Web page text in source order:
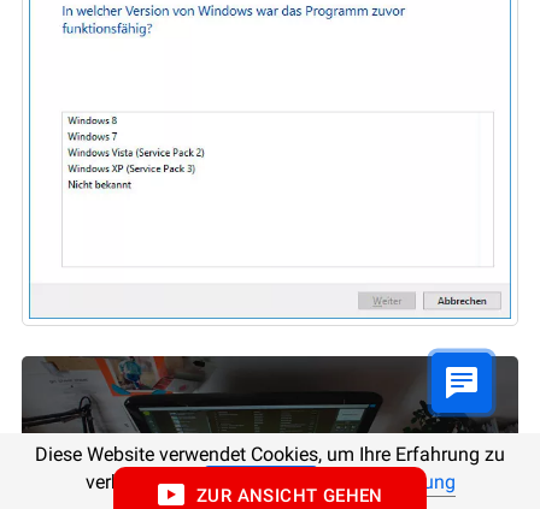
ZUR ANSICHT GEHEN
Diese Website verwendet Cookies, um Ihre Erfahrung zu
verbessern.
Beschreibung